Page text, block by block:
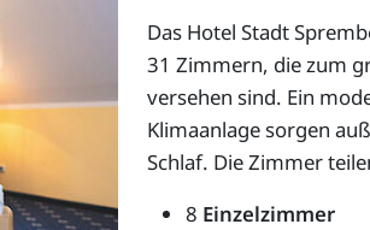
Das Hotel Stadt
31 Zimmern, die zum
versehen sind. Ein
Klimaanlage sorgen
Schlaf. Die Zimmer
8 Einzelzimmer